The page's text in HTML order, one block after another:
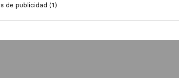
de publicidad (1)